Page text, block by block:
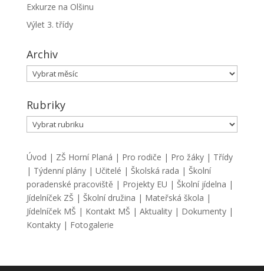
Exkurze na Olšinu
Výlet 3. třídy
Archiv
Archiv
Rubriky
Rubriky
Úvod | ZŠ Horní Planá | Pro rodiče | Pro žáky| Třídy
| Týdenní plány| Učitelé | Školská rada | Školní
poradenské pracoviště | Projekty EU | Školní jídelna |
Jídelníček ZŠ | Školní družina | Mateřská škola |
Jídelníček MŠ | Kontakt MŠ | Aktuality| Dokumenty|
Kontakty| Fotogalerie